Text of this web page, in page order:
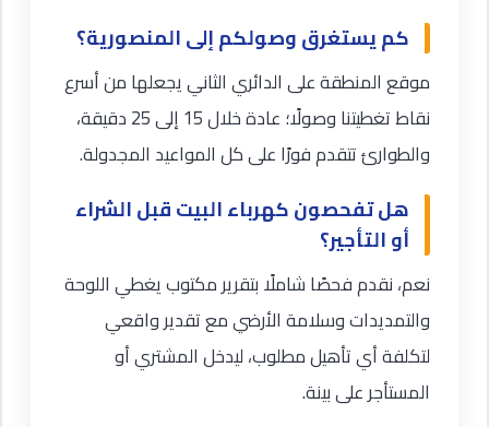
كم يستغرق وصولكم إلى المنصورية؟
موقع المنطقة على الدائري الثاني يجعلها من أسرع
نقاط تغطيتنا وصولًا؛ عادة خلال 15 إلى 25 دقيقة،
والطوارئ تتقدم فورًا على كل المواعيد المجدولة.
هل تفحصون كهرباء البيت قبل الشراء
أو التأجير؟
نعم، نقدم فحصًا شاملًا بتقرير مكتوب يغطي اللوحة
والتمديدات وسلامة الأرضي مع تقدير واقعي
لتكلفة أي تأهيل مطلوب، ليدخل المشتري أو
المستأجر على بينة.